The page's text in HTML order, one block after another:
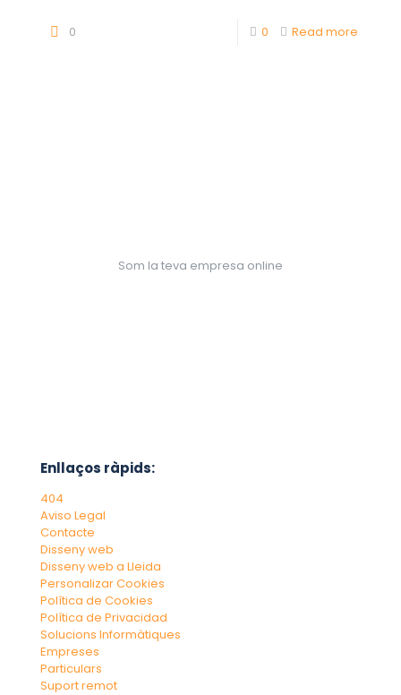
0 0 Read more
Som la teva empresa online
Enllaços ràpids:
404
Aviso Legal
Contacte
Disseny web
Disseny web a Lleida
Personalizar Cookies
Política de Cookies
Política de Privacidad
Solucions Informàtiques
Empreses
Particulars
Suport remot